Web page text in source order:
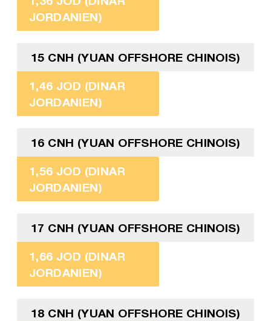
JORDANIEN)
15 CNH (YUAN OFFSHORE CHINOIS)
1,46 JOD (DINAR
JORDANIEN)
16 CNH (YUAN OFFSHORE CHINOIS)
1,56 JOD (DINAR
JORDANIEN)
17 CNH (YUAN OFFSHORE CHINOIS)
1,66 JOD (DINAR
JORDANIEN)
18 CNH (YUAN OFFSHORE CHINOIS)